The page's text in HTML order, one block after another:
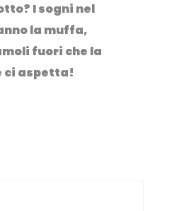
I sogni nel
la muffa,
fuori che la
ci aspetta!